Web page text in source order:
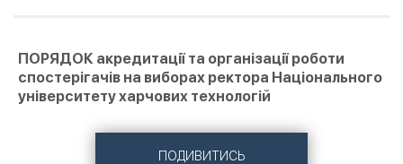
ПОРЯДОК акредитації та організації роботи
спостерігачів на виборах ректора Національного
університету харчових технологій
ПОДИВИТИСЬ